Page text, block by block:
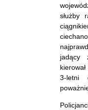
służby
jadący
3-letni